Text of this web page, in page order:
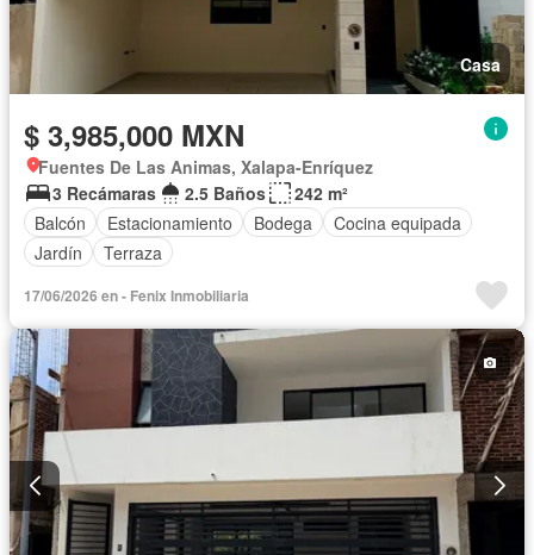
Casa
$ 3,985,000 MXN
Fuentes De Las Animas, Xalapa-Enríquez
3 Recámaras
2.5 Baños
242 m²
Balcón
Estacionamiento Bodega
Cocina equipada
Jardín
Terraza
17/06/2026 en - Fenix Inmobiliaria